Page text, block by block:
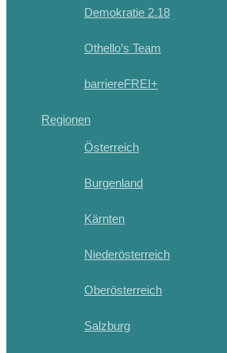
Demokratie 2.18
Othello’s Team
barriereFREI+
Regionen
Österreich
Burgenland
Kärnten
Niederösterreich
Oberösterreich
Salzburg